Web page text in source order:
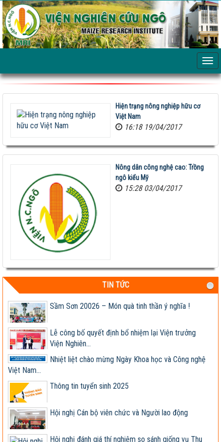
Hiện trạng nông nghiệp hữu cơ
Việt Nam
16:18 19/04/2017
Nông dân công nghệ cao: Trồng
ngô kiểu Mỹ
15:28 03/04/2017
TIN TỨC
Giống ngô TM181: Lấy hạt rất tốt, lấy sinh khối
cũng hay!
Khi nào chấm dứt chi hàng tỷ đô nhập khẩu ngô?
HỘI THẢO KHOA HỌC “TỔNG KẾT CÔNG TÁC
NGHIÊN CỨU KHOA HỌC VÀ...
Giúp nông dân sản xuất ngô sinh khối theo tư duy
Thông báo tuyển dụng 2022
Sầm Sơn 20026 – Món quà tinh thần ý nghĩa !
Lễ công bố quyết định bổ nhiệm lại Viện trưởng
Viện Nghiên...
Nhiệt liệt chào mừng Ngày Khoa học và Công nghệ
Việt Nam...
Thông tin tuyển sinh 2025
Hội nghị Cán bộ viên chức và Người lao động
Hội nghị đánh giá thí nghiệm so sánh giống vụ Thu